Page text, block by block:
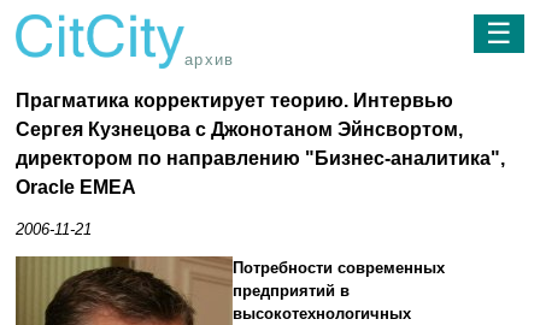
архив
☰
Прагматика корректирует теорию. Интервью
Сергея Кузнецова с Джонотаном Эйнсвортом,
директором по направлению "Бизнес-аналитика",
Oracle EMEA
2006-11-21
Потребности современных
предприятий в
высокотехнологичных